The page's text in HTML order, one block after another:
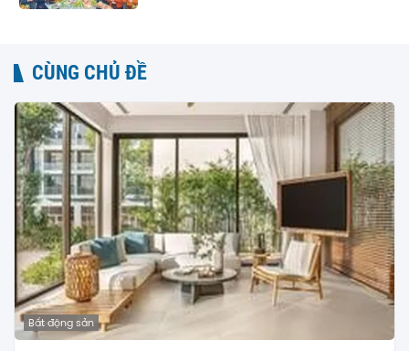
CÙNG CHỦ ĐỀ
Bất động sản